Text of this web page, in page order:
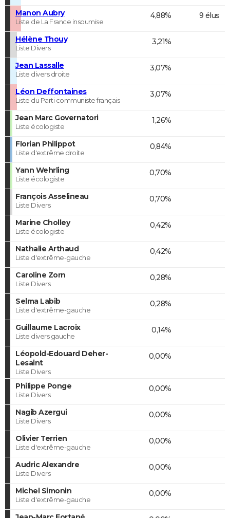
Manon Aubry
Liste de La France insoumise
4,88% 9 élus
Hélène Thouy
Liste Divers
3,21%
Jean Lassalle
Liste divers droite
3,07%
Léon Deffontaines
Liste du Parti communiste français
3,07%
Jean Marc Governatori
Liste écologiste
1,26%
Florian Philippot
Liste d'extrême droite
0,84%
Yann Wehrling
Liste écologiste
0,70%
François Asselineau
Liste Divers
0,70%
Marine Cholley
Liste écologiste
0,42%
Nathalie Arthaud
Liste d'extrême-gauche
0,42%
Caroline Zorn
Liste Divers
0,28%
Selma Labib
Liste d'extrême-gauche
0,28%
Guillaume Lacroix
Liste divers gauche
0,14%
Léopold-Edouard Deher-
Lesaint
Liste Divers
0,00%
Philippe Ponge
Liste Divers
0,00%
Nagib Azergui
Liste Divers
0,00%
Olivier Terrien
Liste d'extrême-gauche
0,00%
Audric Alexandre
Liste Divers
0,00%
Michel Simonin
Liste d'extrême-gauche
0,00%